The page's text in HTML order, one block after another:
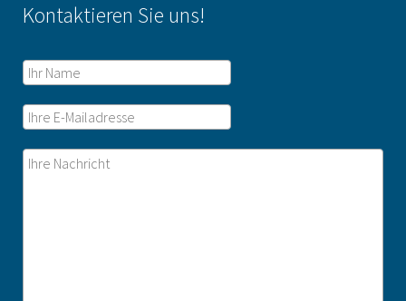
Kontaktieren Sie uns!